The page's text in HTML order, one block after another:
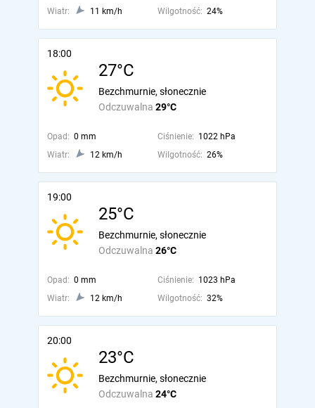
Wiatr:
11 km/h Wilgotność: 24%
18:00
27°C
Odczuwalna 29°C
Bezchmurnie, słonecznie
Opad: 0 mm Ciśnienie: 1022 hPa
Wiatr:
12 km/h Wilgotność: 26%
19:00
25°C
Odczuwalna 26°C
Bezchmurnie, słonecznie
Opad: 0 mm Ciśnienie: 1023 hPa
Wiatr:
12 km/h Wilgotność: 32%
20:00
23°C
Odczuwalna 24°C
Bezchmurnie, słonecznie